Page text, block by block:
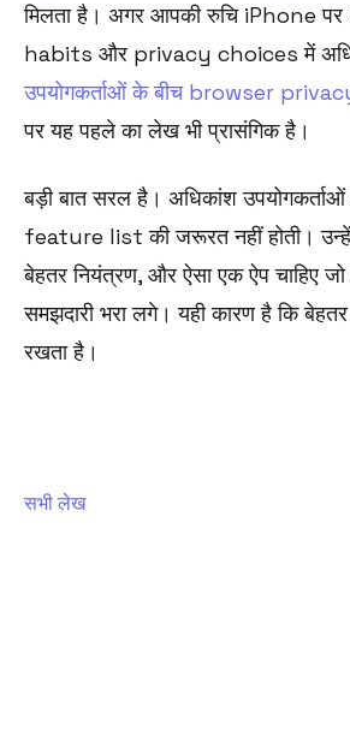
मिलता है। अगर आपकी रुचि iPhone
habits और privacy choices में
उपयोगकर्ताओं के बीच browser
पर यह पहले का लेख भी प्रासंगिक है।
बड़ी बात सरल है। अधिकांश उपयोगकर्ताओं
feature list की जरूरत नहीं होती। उन्हें
बेहतर नियंत्रण, और ऐसा एक ऐप चाहिए जो
समझदारी भरा लगे। यही कारण है कि
रखता है।
सभी लेख
Vişnezade Mah. Süleyman Seba Cad. No: